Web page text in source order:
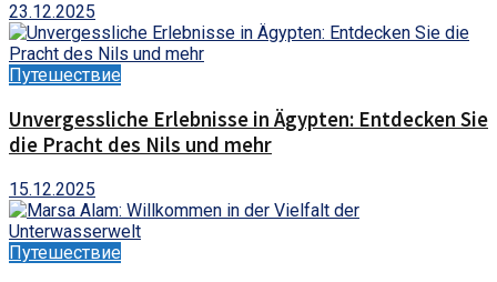
23.12.2025
Путешествие
Unvergessliche Erlebnisse in Ägypten: Entdecken Sie
die Pracht des Nils und mehr
15.12.2025
Путешествие